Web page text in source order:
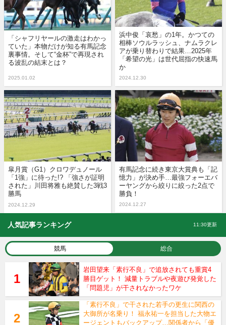
「シャフリヤールの激走はわかっ
ていた」本物だけが知る有馬記念
裏事情。そして“金杯”で再現され
る波乱の結末とは？
2025.01.02
浜中俊「哀愁」の1年。かつての
相棒ソウルラッシュ、ナムラクレ
アが乗り替わりで結果…2025年
「希望の光」は世代屈指の快速馬
か
2024.12.30
皐月賞（G1）クロワデュノール
「1強」に待った!? 「強さが証明
された」川田将雅も絶賛した3戦3
勝馬
2024.12.29
有馬記念に続き東京大賞典も「記
憶力」が決め手…最強フォーエバ
ーヤングから絞りに絞った2点で
勝負！
2024.12.27
人気記事ランキング 11:30更新
競馬 総合
岩田望来「素行不良」で追放されても重賞4
勝目ゲット！ 減量トラブルや夜遊び発覚した
「問題児」が干されなかったワケ
「素行不良」で干された若手の更生に関西の
大御所が名乗り！ 福永祐一を担当した大物エ
ージェントもバックアップ…関係者から「優